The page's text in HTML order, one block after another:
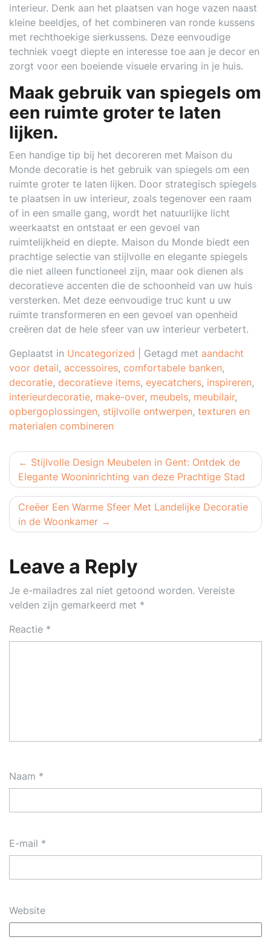
interieur. Denk aan het plaatsen van hoge vazen naast
kleine beeldjes, of het combineren van ronde kussens
met rechthoekige sierkussens. Deze eenvoudige
techniek voegt diepte en interesse toe aan je decor en
zorgt voor een boeiende visuele ervaring in je huis.
Maak gebruik van spiegels om
een ruimte groter te laten
lijken.
Een handige tip bij het decoreren met Maison du
Monde decoratie is het gebruik van spiegels om een
ruimte groter te laten lijken. Door strategisch spiegels
te plaatsen in uw interieur, zoals tegenover een raam
of in een smalle gang, wordt het natuurlijke licht
weerkaatst en ontstaat er een gevoel van
ruimtelijkheid en diepte. Maison du Monde biedt een
prachtige selectie van stijlvolle en elegante spiegels
die niet alleen functioneel zijn, maar ook dienen als
decoratieve accenten die de schoonheid van uw huis
versterken. Met deze eenvoudige truc kunt u uw
ruimte transformeren en een gevoel van openheid
creëren dat de hele sfeer van uw interieur verbetert.
Geplaatst in Uncategorized Getagd met aandacht
voor detail, accessoires, comfortabele banken,
decoratie, decoratieve items, eyecatchers, inspireren,
interieurdecoratie, make-over, meubels, meubilair,
opbergoplossingen, stijlvolle ontwerpen, texturen en
materialen combineren
Berichtnavigatie
Stijlvolle Design Meubelen in Gent: Ontdek de
Elegante Wooninrichting van deze Prachtige Stad
Creëer Een Warme Sfeer Met Landelijke Decoratie
in de Woonkamer
Leave a Reply
Je e-mailadres zal niet getoond worden. Vereiste
velden zijn gemarkeerd met *
Reactie *
Naam *
E-mail *
Website